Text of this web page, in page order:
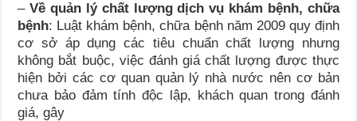
–Về quản lý chất lượng dịch vụ khám bệnh, chữa
bệnh: Luật khám bệnh, chữa bệnh năm 2009 quy định
cơ sở áp dụng các tiêu chuẩn chất lượng nhưng
không bắt buộc, việc đánh giá chất lượng được thực
hiện bởi các cơ quan quản lý nhà nước nên cơ bản
chưa bảo đảm tính độc lập, khách quan trong đánh
giá, gây